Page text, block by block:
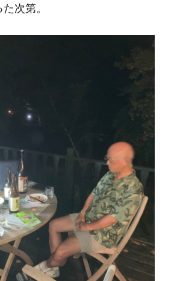
次第。